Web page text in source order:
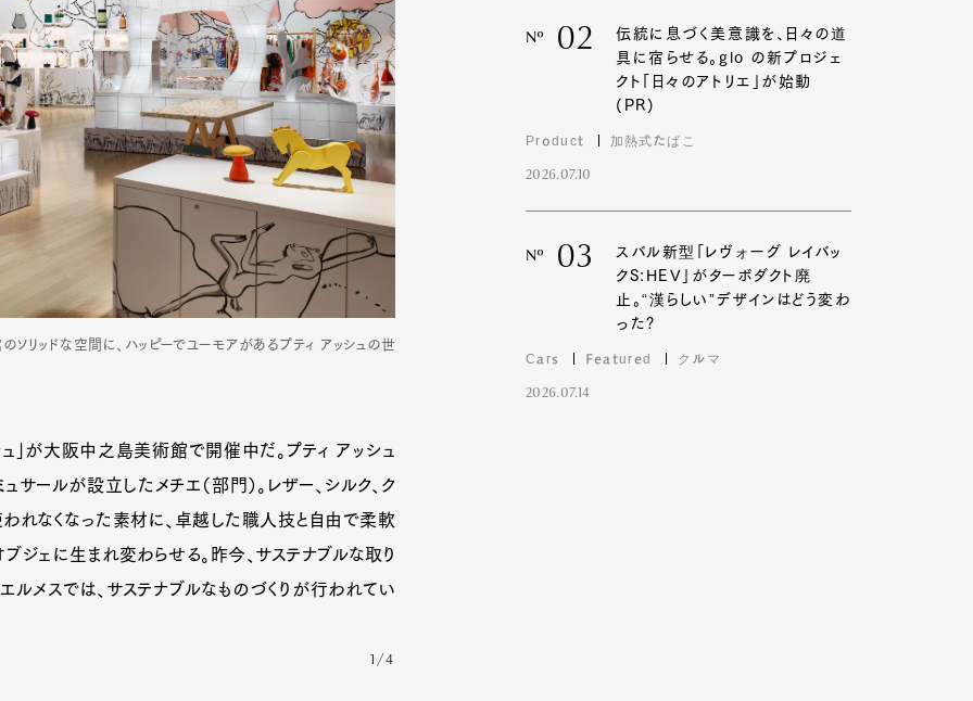
リッドな空間に、ハッピーでユーモアがあるプティ アッシュの世
」が大阪中之島美術館で開催中だ。プティ アッシュ
ールが設立したメチエ（部門）。レザー、シルク、ク
われなくなった素材に、卓越した職人技と自由で柔軟
ジェに生まれ変わらせる。昨今、サステナブルな取り
メスでは、サステナブルなものづくりが行われてい
1/4
Nº 02
伝統に息づく美意識を、日々の道
具に宿らせる。glo の新プロジェ
クト「日々のアトリエ」が始動
(PR)
Product 加熱式たばこ
2026.07.10
Nº 03
スバル新型「レヴォーグ レイバッ
クS:HEV」がターボダクト廃
止。“漢らしい”デザインはどう変わ
った?
Cars Featured クルマ
2026.07.14